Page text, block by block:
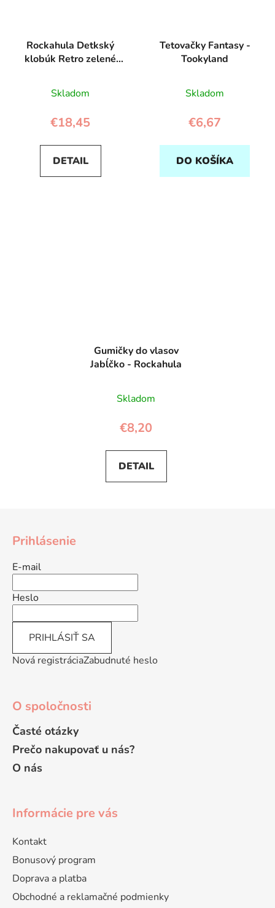
Rockahula Detkský
klobúk Retro zelené
Skladom
€18,45
DETAIL
Tetovačky Fantasy -
Tookyland
Skladom
€6,67
DO KOŠÍKA
Gumičky do vlasov
Jabĺčko - Rockahula
Skladom
€8,20
DETAIL
Prihlásenie
E-mail
Heslo
PRIHLÁSIŤ SA
Nová registráciaZabudnuté heslo
O spoločnosti
Časté otázky
Prečo nakupovať u nás?
O nás
Informácie pre vás
Kontakt
Bonusový program
Doprava a platba
Obchodné a reklamačné podmienky